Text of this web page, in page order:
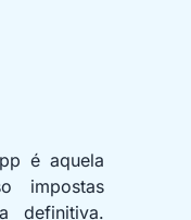
é aquela
impostas
definitiva.